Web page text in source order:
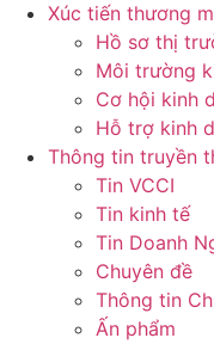
Xúc tiến thương
Hồ sơ thị
Môi trường
Cơ hội kinh
Hỗ trợ kinh
Thông tin truyền
Tin VCCI
Tin kinh tế
Tin Doanh
Chuyên đề
Thông tin
Ấn phẩm